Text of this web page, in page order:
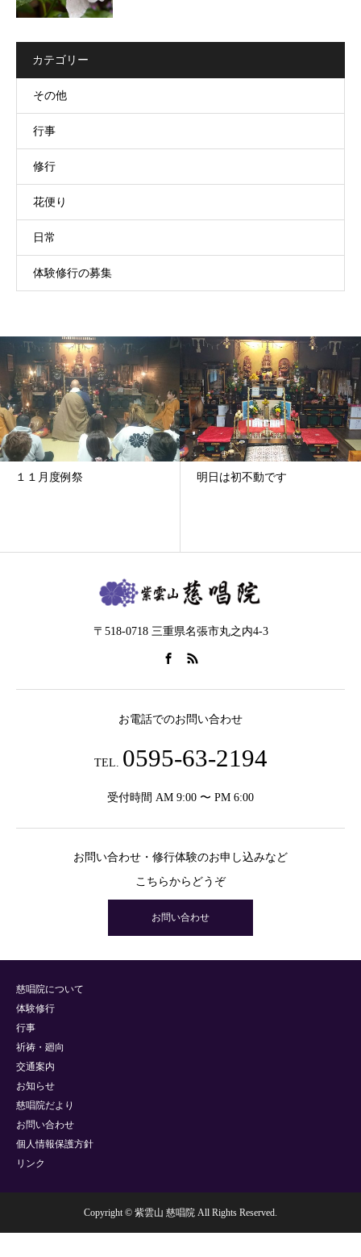
カテゴリー
その他
行事
修行
花便り
日常
体験修行の募集
１１月度例祭 明日は初不動です
〒518-0718 三重県名張市丸之内4-3
お電話でのお問い合わせ
TEL. 0595-63-2194
受付時間 AM 9:00 〜 PM 6:00
お問い合わせ・修行体験のお申し込みなど
こちらからどうぞ
お問い合わせ
慈唱院について
体験修行
行事
祈祷・廻向
交通案内
お知らせ
慈唱院だより
お問い合わせ
個人情報保護方針
リンク
Copyright © 紫雲山 慈唱院 All Rights Reserved.